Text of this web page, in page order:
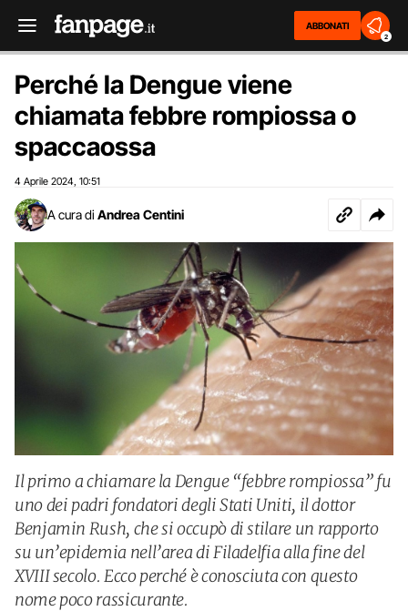
ABBONATI
2
Perché la Dengue viene
chiamata febbre rompiossa o
spaccaossa
4 Aprile 2024 10:51
A cura di Andrea Centini
Il primo a chiamare la Dengue “febbre rompiossa” fu
uno dei padri fondatori degli Stati Uniti, il dottor
Benjamin Rush, che si occupò di stilare un rapporto
su un’epidemia nell’area di Filadelfia alla fine del
XVIII secolo. Ecco perché è conosciuta con questo
nome poco rassicurante.